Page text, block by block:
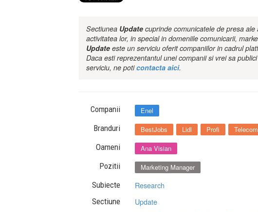
Sectiunea Update cuprinde comunicatele de presa
activitatea lor, in special in domeniile comunicarii,
Update este un serviciu oferit companiilor in cadrul
Daca esti reprezentantul unei companii si vrei sa
serviciu, ne poticontacta aici.
Companii Enel
Branduri BestJobs Lidl Profi Telecom
Oameni Ana Visian
Pozitii Marketing Manager
Subiecte Research
Sectiune Update